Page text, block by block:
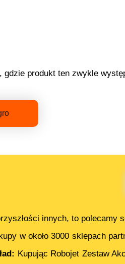
gdzie produkt ten zwykle
innych, to polecamy
w około 3000 sklepach
Kupując Robojet Zestaw